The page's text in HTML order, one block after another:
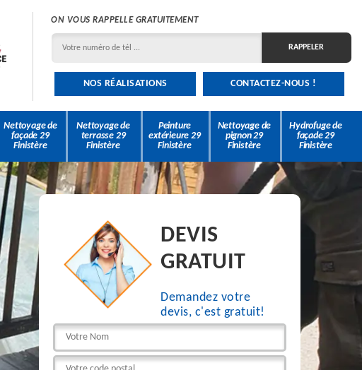
ON VOUS RAPPELLE GRATUITEMENT
NOS RÉALISATIONS CONTACTEZ-NOUS !
Nettoyage de
façade 29
Finistère
Nettoyage de
terrasse 29
Finistère
Peinture
extérieure 29
Finistère
Nettoyage de
pignon 29
Finistère
Hydrofuge de
façade 29
Finistère
DEVIS
GRATUIT
Demandez votre
devis, c'est gratuit!